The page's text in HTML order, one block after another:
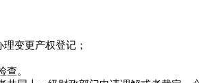
变更产权登记；
。